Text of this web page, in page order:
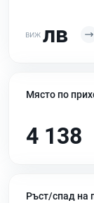
лв
Място по
4 138
Ръст/спад на